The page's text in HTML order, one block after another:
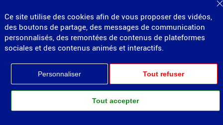
Ce site utilise des cookies afin de vous proposer des vidéos,
des boutons de partage, des messages de communication
personnalisés, des remontées de contenus de plateformes
sociales et des contenus animés et interactifs.
Personnaliser Tout refuser
Tout accepter